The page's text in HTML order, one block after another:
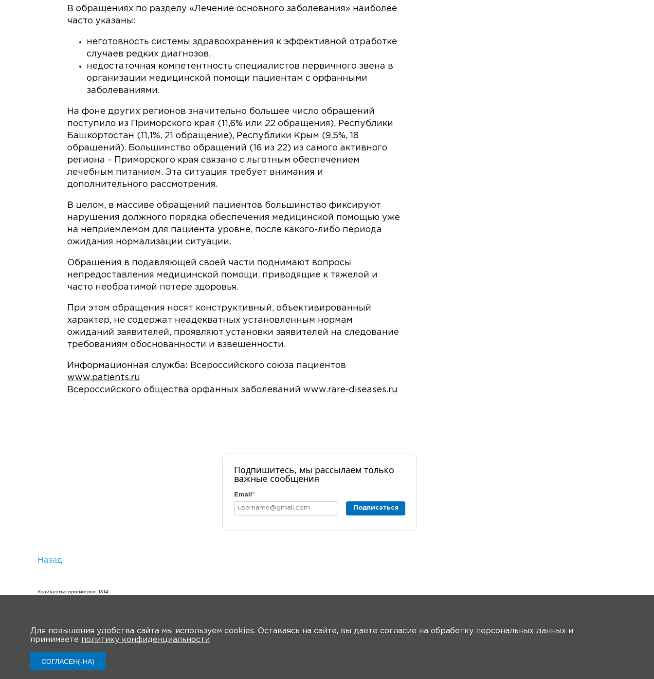
В обращениях по разделу «Лечение основного заболевания» наиболее
часто указаны:
неготовность системы здравоохранения к эффективной отработке
случаев редких диагнозов,
недостаточная компетентность специалистов первичного звена в
организации медицинской помощи пациентам с орфанными
заболеваниями.
На фоне других регионов значительно большее число обращений
поступило из Приморского края (11,6% или 22 обращения), Республики
Башкортостан (11,1%, 21 обращение), Республики Крым (9,5%, 18
обращений). Большинство обращений (16 из 22) из самого активного
региона – Приморского края связано с льготным обеспечением
лечебным питанием. Эта ситуация требует внимания и
дополнительного рассмотрения.
В целом, в массиве обращений пациентов большинство фиксируют
нарушения должного порядка обеспечения медицинской помощью уже
на неприемлемом для пациента уровне, после какого-либо периода
ожидания нормализации ситуации.
Обращения в подавляющей своей части поднимают вопросы
непредоставления медицинской помощи, приводящие к тяжелой и
часто необратимой потере здоровья.
При этом обращения носят конструктивный, объективированный
характер, не содержат неадекватных установленным нормам
ожиданий заявителей, проявляют установки заявителей на следование
требованиям обоснованности и взвешенности.
Информационная служба: Всероссийского союза пациентов
www.patients.ru
Всероссийского общества орфанных заболеваний www.rare-diseases.ru
Подпишитесь, мы рассылаем только
важные сообщения
Email *
Подписаться
Назад
Количество просмотров: 1314
Для повышения удобства сайта мы используем cookies. Оставаясь на сайте, вы даете согласие на обработку персональных данных и
принимаете политику конфиденциальности
СОГЛАСЕН(-НА)